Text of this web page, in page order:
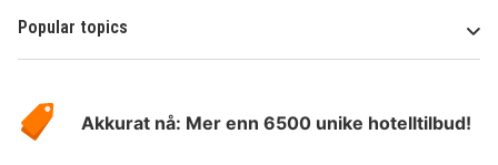
Popular topics
Hotelspecials
Akkurat nå: Mer enn 6500 unike hotelltilbud!